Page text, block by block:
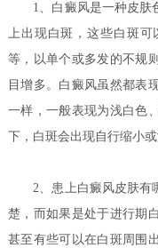
1、白癜风是一种皮肤
上出现白斑，这些白斑可
等，以单个或多发的不规
目增多。白癜风虽然都表
一样，一般表现为浅白色
下，白斑会出现自行缩小或
2、 患上白癜风皮肤有
楚，而如果是处于进行期
甚至有些可以在白斑周围